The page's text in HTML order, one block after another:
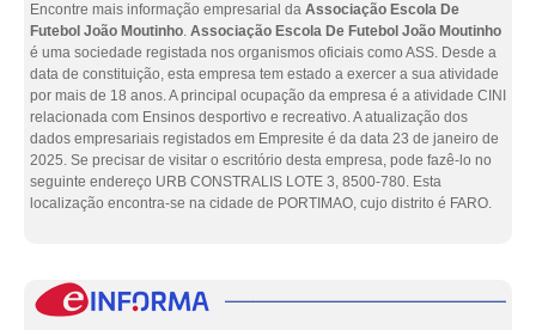
Encontre mais informação empresarial da Associação Escola De
Futebol João Moutinho. Associação Escola De Futebol João Moutinho
é uma sociedade registada nos organismos oficiais como ASS. Desde a
data de constituição, esta empresa tem estado a exercer a sua atividade
por mais de 18 anos. A principal ocupação da empresa é a atividade CINI
relacionada com Ensinos desportivo e recreativo. A atualização dos
dados empresariais registados em Empresite é da data 23 de janeiro de
2025. Se precisar de visitar o escritório desta empresa, pode fazê-lo no
seguinte endereço URB CONSTRALIS LOTE 3, 8500-780. Esta
localização encontra-se na cidade de PORTIMAO, cujo distrito é FARO.